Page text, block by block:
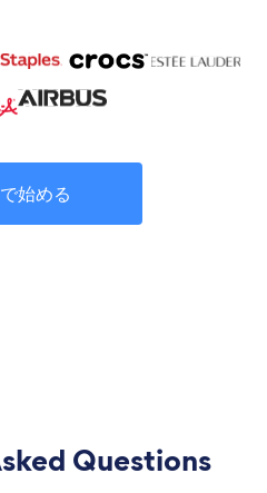
始める
Questions